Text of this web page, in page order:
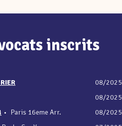
inscrits
• Paris 16eme Arr.
08/2025
08/2025
08/2025